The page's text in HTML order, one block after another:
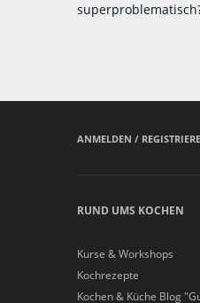
ANMELDEN /
RUND UMS KOCHEN
Kurse & Workshops
Kochrezepte
Kochen & Küche Blog